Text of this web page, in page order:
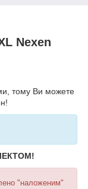
Nexen
тому Ви можете
"наложеним"